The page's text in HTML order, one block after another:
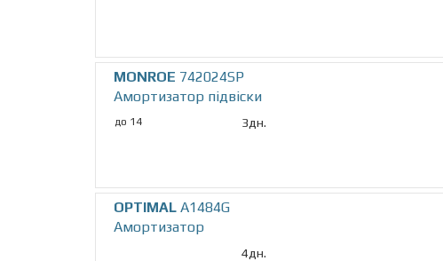
MONROE 742024SP
Амортизатор підвіски
до 14 3дн.
OPTIMAL A1484G
Амортизатор
4дн.